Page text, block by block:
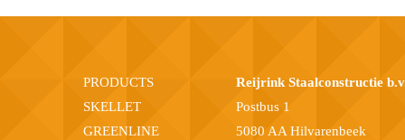
PRODUCTS
SKELLET
GREENLINE
Reijrink Staalconstructie
Postbus 1
5080 AA Hilvarenbeek